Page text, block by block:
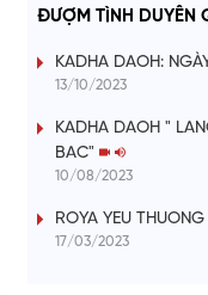
a
y
V
d
ĐƯỢM TÌNH DUYÊN
KADHA DAOH:
13/10/2023
KADHA DAOH "
BAC"
10/08/2023
ROYA YEU THUONG
17/03/2023